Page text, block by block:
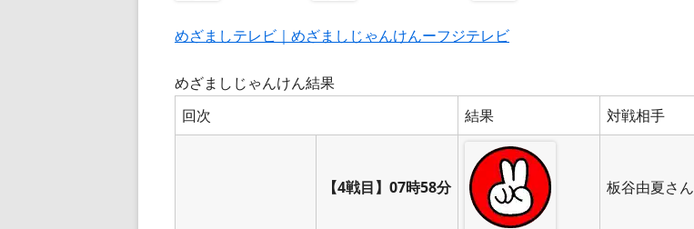
めざましテレビ｜めざましじゃんけんーフジテレビ
めざましじゃんけん結果
回次
結果 対戦相手
【4戦目】07時58分 板谷由夏さん